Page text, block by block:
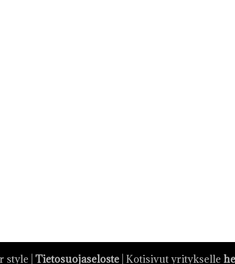
| Tietosuojaseloste | Kotisivut yritykselle